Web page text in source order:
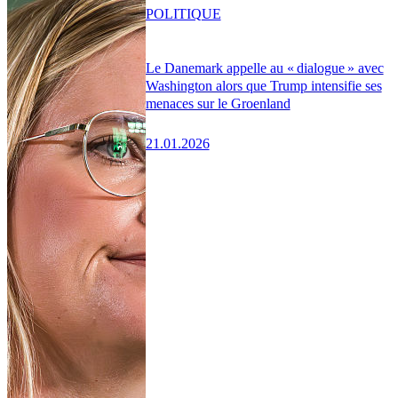
Le Danemark appelle au « dialogue » avec
Washington alors que Trump intensifie ses
menaces sur le Groenland
21.01.2026
POLITIQUE